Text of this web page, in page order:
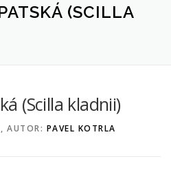
PŘEHRADA BYSTŘIČKA
ROZHLAS
(SCILLA
(Scilla kladnii)
, AUTOR: PAVEL KOTRLA